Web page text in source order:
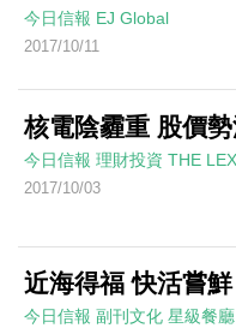
今日信報 EJ Global
2017/10/11
核電陰霾重 股價
今日信報 理財投資 THE
2017/10/03
近海得福 快活嘗鮮
今日信報 副刊文化 星級餐廳